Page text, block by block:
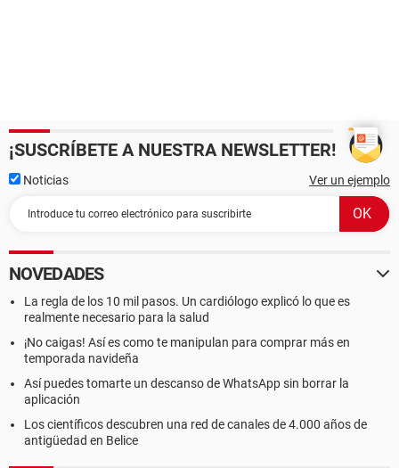
¡SUSCRÍBETE A NUESTRA NEWSLETTER!
Noticias Ver un ejemplo
NOVEDADES
La regla de los 10 mil pasos. Un cardiólogo explicó lo que es
realmente necesario para la salud
¡No caigas! Así es como te manipulan para comprar más en
temporada navideña
Así puedes tomarte un descanso de WhatsApp sin borrar la
aplicación
Los científicos descubren una red de canales de 4.000 años de
antigüedad en Belice